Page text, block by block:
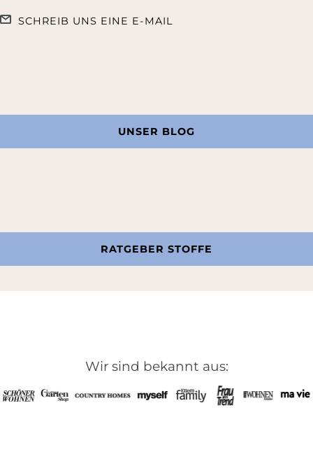
SCHREIB UNS EINE E-MAIL
UNSER BLOG
RATGEBER STOFFE
Wir sind bekannt aus: